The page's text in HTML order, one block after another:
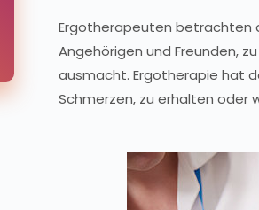
Ergotherapeuten betrachten
Angehörigen und Freunden,
ausmacht. Ergotherapie hat
Schmerzen, zu erhalten oder